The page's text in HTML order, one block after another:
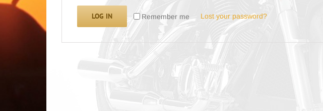
Remember me
LOG IN Lost your password?